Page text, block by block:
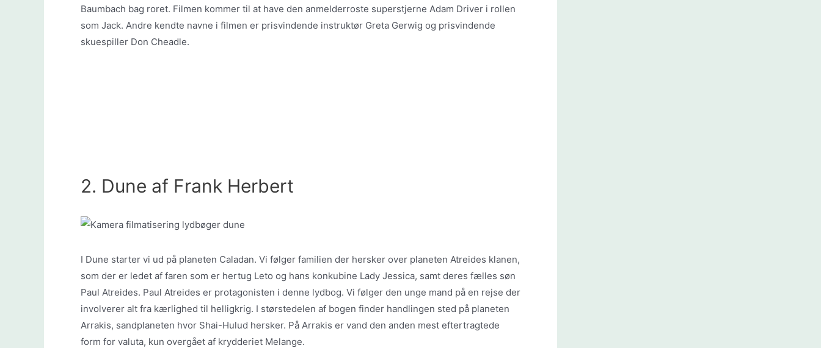
Baumbach bag roret. Filmen kommer til at have den anmelderroste superstjerne Adam Driver i rollen
som Jack. Andre kendte navne i filmen er prisvindende instruktør Greta Gerwig og prisvindende
skuespiller Don Cheadle.
2. Dune af Frank Herbert
I Dune starter vi ud på planeten Caladan. Vi følger familien der hersker over planeten Atreides klanen,
som der er ledet af faren som er hertug Leto og hans konkubine Lady Jessica, samt deres fælles søn
Paul Atreides. Paul Atreides er protagonisten i denne lydbog. Vi følger den unge mand på en rejse der
involverer alt fra kærlighed til helligkrig. I størstedelen af bogen finder handlingen sted på planeten
Arrakis, sandplaneten hvor Shai-Hulud hersker. På Arrakis er vand den anden mest eftertragtede
form for valuta, kun overgået af krydderiet Melange.